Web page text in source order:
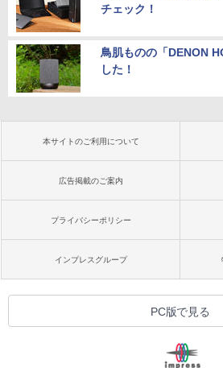
チェック！
鳥肌ものの「DENON
した！
本サイトのご利用について
広告掲載のご案内
プライバシーポリシー
インプレスグループ
PC版で見る